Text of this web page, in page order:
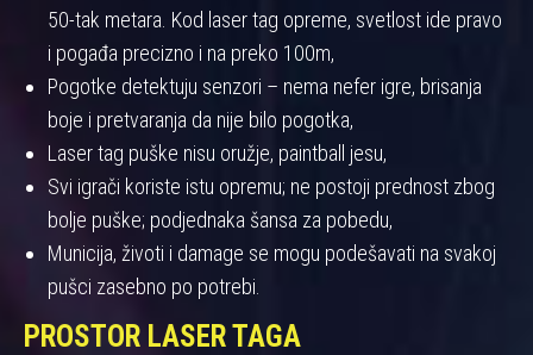
50-tak metara. Kod laser tag opreme, svetlost ide pravo
i pogađa precizno i na preko 100m,
Pogotke detektuju senzori – nema nefer igre, brisanja
boje i pretvaranja da nije bilo pogotka,
Laser tag puške nisu oružje, paintball jesu,
Svi igrači koriste istu opremu; ne postoji prednost zbog
bolje puške; podjednaka šansa za pobedu,
Municija, životi i damage se mogu podešavati na svakoj
pušci zasebno po potrebi.
PROSTOR LASER TAGA